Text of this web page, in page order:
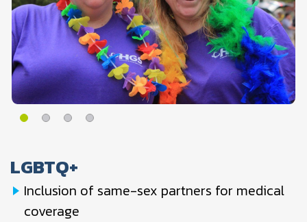
LGBTQ+
Inclusion of same-sex partners for medical
coverage